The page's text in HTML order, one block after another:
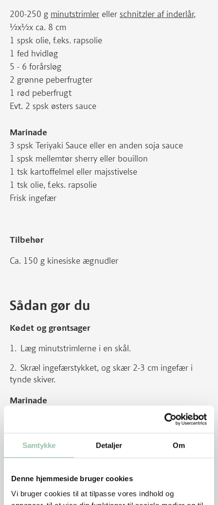
Samtykke Detaljer Om
Denne hjemmeside bruger cookies
Vi bruger cookies til at tilpasse vores indhold og
200-250 g minutstrimler eller schnitzler af inderlår,
½x½x ca. 8 cm
1 spsk olie, f.eks. rapsolie
1 fed hvidløg
5 - 6 forårsløg
2 grønne peberfrugter
1 rød peberfrugt
Evt. 2 spsk østers sauce
Marinade
3 spsk Teriyaki Sauce eller en anden soja sauce
1 spsk mellemtør sherry eller bouillon
1 tsk kartoffelmel eller majsstivelse
1 tsk olie, f.eks. rapsolie
Frisk ingefær
Tilbehør
Ca. 150 g kinesiske ægnudler
Sådan gør du
Kødet og grøntsager
Læg minutstrimlerne i en skål.
Skræl ingefærstykket, og skær 2-3 cm ingefær i
tynde skiver.
Marinade
Bland marinaden med 1 tsk vand og kom kødet i.
Lad det marinere ca. 20 minutter i køleskab.
Kødet og grøntsager (fortsat)
Skær hvidløget i helt tynde strimler.
Halver forårsløgene på langs, og skær dem i 5 cm